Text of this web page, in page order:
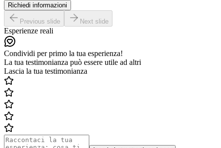
Richiedi informazioni
Previous slide Next slide
Esperienze reali
Condividi per primo la tua esperienza!
La tua testimonianza può essere utile ad altri
Lascia la tua testimonianza